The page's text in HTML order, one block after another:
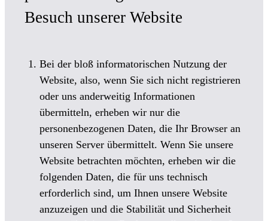
Besuch unserer Website
Bei der bloß informatorischen Nutzung der
Website, also, wenn Sie sich nicht registrieren
oder uns anderweitig Informationen
übermitteln, erheben wir nur die
personenbezogenen Daten, die Ihr Browser an
unseren Server übermittelt. Wenn Sie unsere
Website betrachten möchten, erheben wir die
folgenden Daten, die für uns technisch
erforderlich sind, um Ihnen unsere Website
anzuzeigen und die Stabilität und Sicherheit